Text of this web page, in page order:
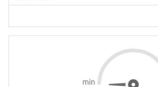
min